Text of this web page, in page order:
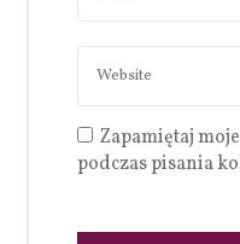
Zapamiętaj
podczas pisania